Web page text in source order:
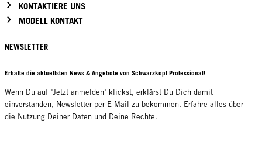
KONTAKTIERE UNS
MODELL KONTAKT
NEWSLETTER
Erhalte die aktuellsten News & Angebote von Schwarzkopf Professional!
Wenn Du auf "Jetzt anmelden" klickst, erklärst Du Dich damit
einverstanden, Newsletter per E-Mail zu bekommen. Erfahre alles über
die Nutzung Deiner Daten und Deine Rechte.